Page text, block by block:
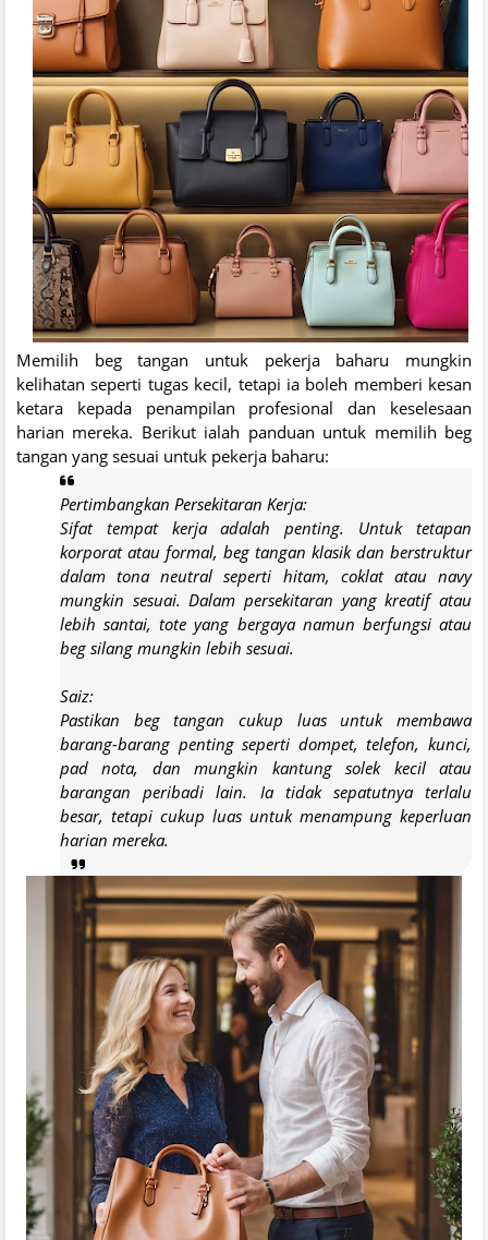
Memilih beg tangan untuk pekerja baharu mungkin
kelihatan seperti tugas kecil, tetapi ia boleh memberi kesan
ketara kepada penampilan profesional dan keselesaan
harian mereka. Berikut ialah panduan untuk memilih beg
tangan yang sesuai untuk pekerja baharu:
Pertimbangkan Persekitaran Kerja:
Sifat tempat kerja adalah penting. Untuk tetapan
korporat atau formal, beg tangan klasik dan berstruktur
dalam tona neutral seperti hitam, coklat atau navy
mungkin sesuai. Dalam persekitaran yang kreatif atau
lebih santai, tote yang bergaya namun berfungsi atau
beg silang mungkin lebih sesuai.
Saiz:
Pastikan beg tangan cukup luas untuk membawa
barang-barang penting seperti dompet, telefon, kunci,
pad nota, dan mungkin kantung solek kecil atau
barangan peribadi lain. Ia tidak sepatutnya terlalu
besar, tetapi cukup luas untuk menampung keperluan
harian mereka.